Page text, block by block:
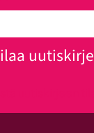
uutiskirje